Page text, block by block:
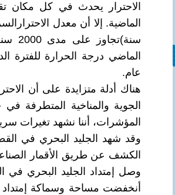
الاحترار يحدث في كل مكان
عام.
هناك أدلة متزايدة على أن
الجوية والمناخية المتطرفة
المؤشرات، أننا نشهد تغيرات
وقد شهد الجليد البحري في
وصل إمتداد الجليد البحري
أنخفضت مساحة وسماكة إمتداد